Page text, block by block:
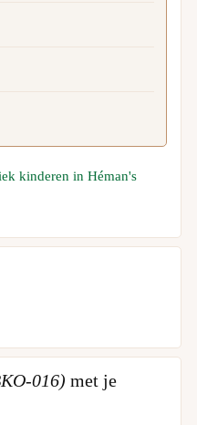
kinderen in Héman's
016) met je